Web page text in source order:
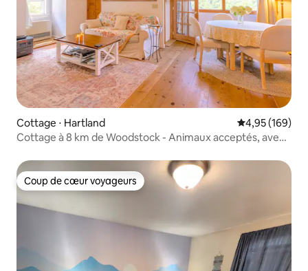
Cottage ⋅ Hartland Évaluation
4,95 (169)
Cottage à 8 km de Woodstock - Animaux acceptés, avec
Coup de cœur voyageurs
Coup de cœur voyageurs